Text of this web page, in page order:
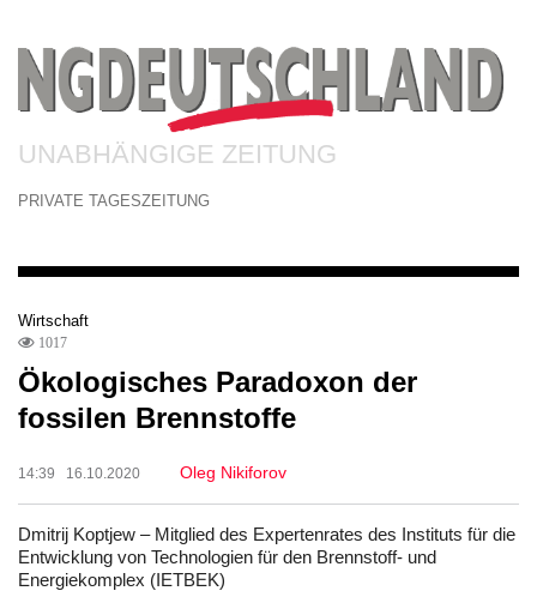
UNABHÄNGIGE ZEITUNG
PRIVATE TAGESZEITUNG
Wirtschaft
1017
Ökologisches Paradoxon der
fossilen Brennstoffe
14:39 16.10.2020 Oleg Nikiforov
Dmitrij Koptjew – Mitglied des Expertenrates des Instituts für die
Entwicklung von Technologien für den Brennstoff- und
Energiekomplex (IETBEK)